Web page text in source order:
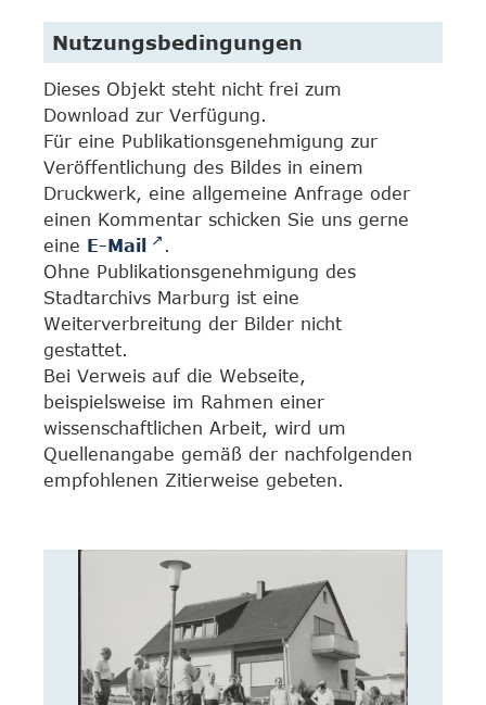
Nutzungsbedingungen
Dieses Objekt steht nicht frei zum
Download zur Verfügung.
Für eine Publikationsgenehmigung zur
Veröffentlichung des Bildes in einem
Druckwerk, eine allgemeine Anfrage oder
einen Kommentar schicken Sie uns gerne
eine E-Mail
.
Ohne Publikationsgenehmigung des
Stadtarchivs Marburg ist eine
Weiterverbreitung der Bilder nicht
gestattet.
Bei Verweis auf die Webseite,
beispielsweise im Rahmen einer
wissenschaftlichen Arbeit, wird um
Quellenangabe gemäß der nachfolgenden
empfohlenen Zitierweise gebeten.